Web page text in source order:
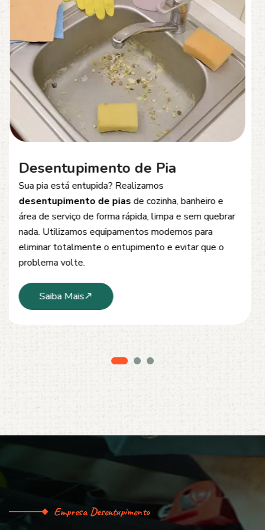
Desentupimento de Esgoto
Problemas comentupimento de esgoto
Oferecemos soluções rápidas e eficientes para
desobstrução de redes de esgoto, caixas de
inspeção e tubulações. Utilizamos equipamentos
modernos e técnicas seguras que garantem um
serviço limpo, ágil e sem danos à estrutura.
Saiba Mais
Empresa Desentupimento